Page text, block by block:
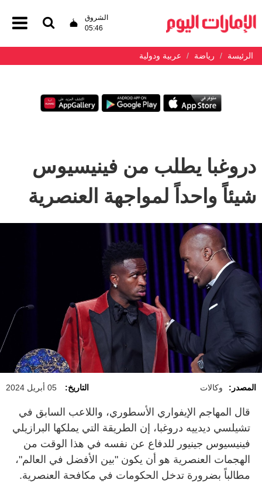
الشروق
05:46
الرئيسة رياضة عربية ودولية
دروغبا يطلب من فينيسيوس
شيئاً واحداً لمواجهة العنصرية
المصدر: وكالات التاريخ: 05 أبريل 2024
قال المهاجم الإيفواري الأسطوري، واللاعب السابق في
تشيلسي ديدييه دروغبا، إن الطريقة التي يملكها البرازيلي
فينيسيوس جينيور للدفاع عن نفسه في هذا الوقت من
الهجمات العنصرية هو أن يكون "بين الأفضل في العالم"،
مطالباً بضرورة تدخل الحكومات في مكافحة العنصرية.